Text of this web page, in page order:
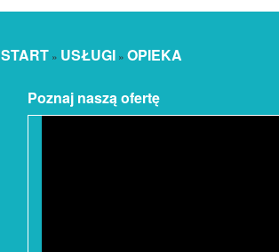
START » USŁUGI » OPIEKA
Poznaj naszą ofertę